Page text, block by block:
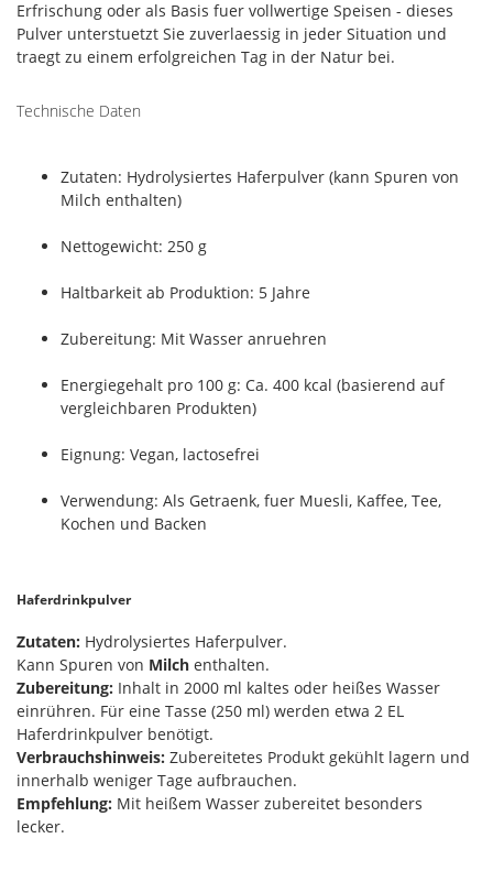
Erfrischung oder als Basis fuer vollwertige Speisen - dieses
Pulver unterstuetzt Sie zuverlaessig in jeder Situation und
traegt zu einem erfolgreichen Tag in der Natur bei.
Technische Daten
Zutaten: Hydrolysiertes Haferpulver (kann Spuren von
Milch enthalten)
Nettogewicht: 250 g
Haltbarkeit ab Produktion: 5 Jahre
Zubereitung: Mit Wasser anruehren
Energiegehalt pro 100 g: Ca. 400 kcal (basierend auf
vergleichbaren Produkten)
Eignung: Vegan, lactosefrei
Verwendung: Als Getraenk, fuer Muesli, Kaffee, Tee,
Kochen und Backen
Haferdrinkpulver
Zutaten: Hydrolysiertes Haferpulver.
Kann Spuren von Milch enthalten.
Zubereitung: Inhalt in 2000 ml kaltes oder heißes Wasser
einrühren. Für eine Tasse (250 ml) werden etwa 2 EL
Haferdrinkpulver benötigt.
Verbrauchshinweis: Zubereitetes Produkt gekühlt lagern und
innerhalb weniger Tage aufbrauchen.
Empfehlung: Mit heißem Wasser zubereitet besonders
lecker.